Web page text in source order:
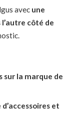
avec une
côté de
sur la marque de
et